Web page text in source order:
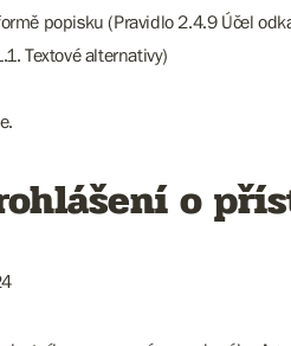
popisku (Pravidlo 2.4.9 Účel
Textové alternativy)
o